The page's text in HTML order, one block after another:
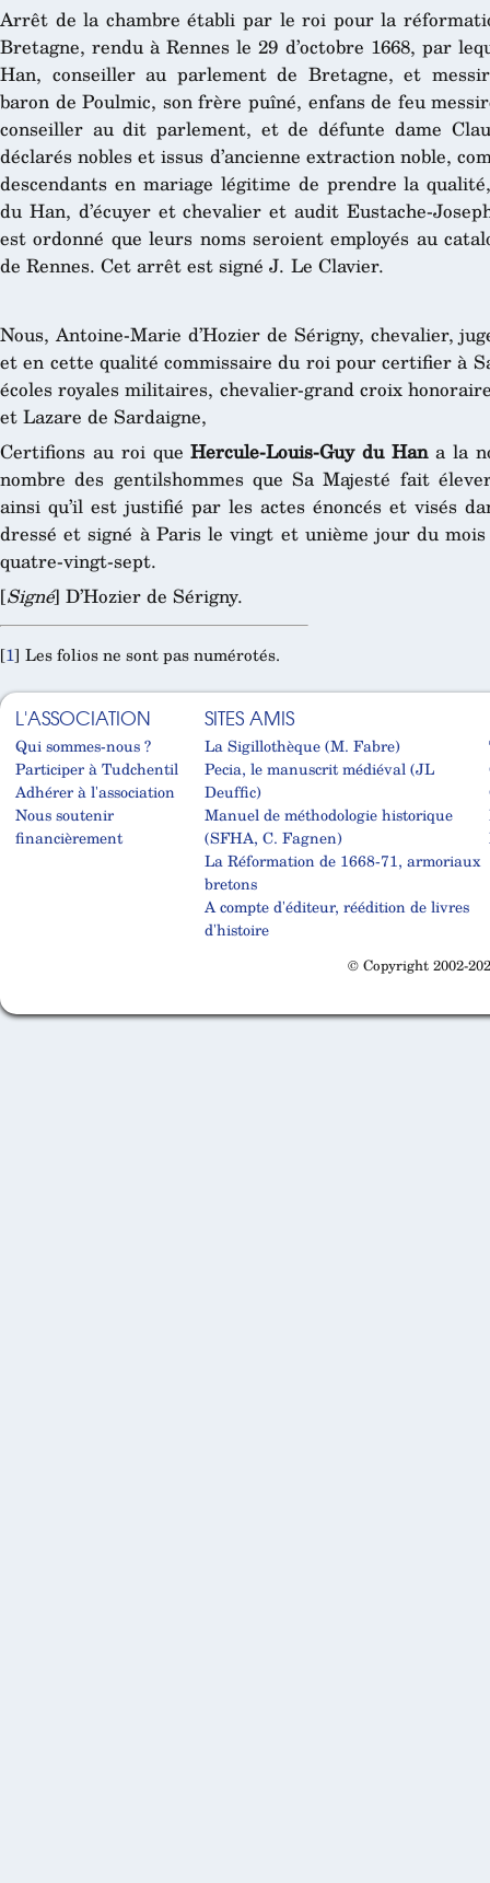
Arrêt de la chambre établi par le roi pour la
Bretagne, rendu à Rennes le 29 d’octobre 1668, par
Han, conseiller au parlement de Bretagne, et
baron de Poulmic, son frère puîné, enfans de feu
conseiller au dit parlement, et de défunte dame
déclarés nobles et issus d’ancienne extraction noble,
descendants en mariage légitime de prendre la
du Han, d’écuyer et chevalier et audit Eustache-
est ordonné que leurs noms seroient employés au
de Rennes. Cet arrêt est signé J. Le Clavier.
Nous, Antoine-Marie d’Hozier de Sérigny, chevalier,
et en cette qualité commissaire du roi pour certifier à
écoles royales militaires, chevalier-grand croix
et Lazare de Sardaigne,
Certifions au roi queHercule-Louis-Guy du Hana la
nombre des gentilshommes que Sa Majesté fait
ainsi qu’il est justifié par les actes énoncés et visés
dressé et signé à Paris le vingt et unième jour du
quatre-vingt-sept.
[Signé] D’Hozier de Sérigny.
[1] Les folios ne sont pas numérotés.
L'ASSOCIATION
Qui sommes-nous ?
Participer à Tudchentil
Adhérer à l'association
Nous soutenir
financièrement
SITES AMIS
La Sigillothèque (M. Fabre)
Pecia, le manuscrit médiéval (JL
Deuffic)
Manuel de méthodologie historique
(SFHA, C. Fagnen)
La Réformation de 1668-71, armoriaux
bretons
A compte d'éditeur, réédition de livres
d'histoire
© Copyright 2002-